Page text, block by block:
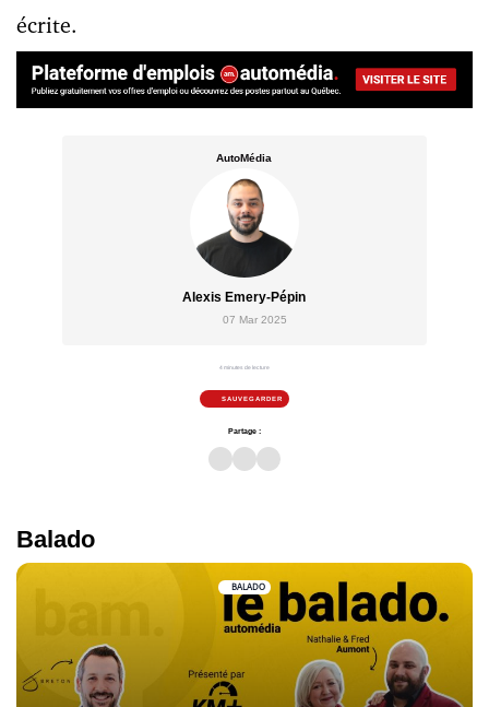
AutoMédia
Alexis Emery-Pépin
07 Mar 2025
4 minutes de lecture
SAUVEGARDER
Partage :
écrite.
Balado
BALADO